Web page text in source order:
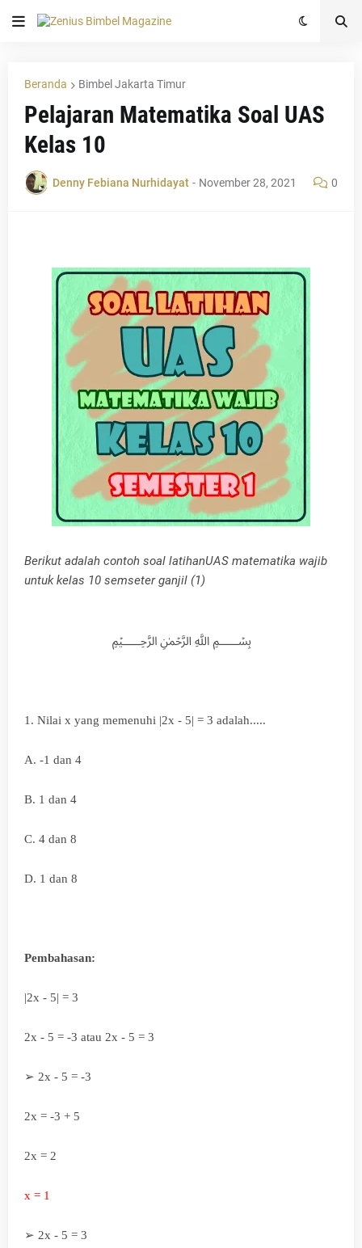
Beranda Bimbel Jakarta Timur
Pelajaran Matematika Soal UAS
Kelas 10
Denny Febiana Nurhidayat - November 28, 2021 0
Berikut adalah contoh soal latihanUAS matematika wajib
untuk kelas 10 semseter ganjil (1)
﷽
1. Nilai x yang memenuhi |2x - 5| = 3 adalah.....
A. -1 dan 4
B. 1 dan 4
C. 4 dan 8
D. 1 dan 8
Pembahasan:
|2x - 5| = 3
2x - 5 = -3 atau 2x - 5 = 3
➢ 2x - 5 = -3
2x = -3 + 5
2x = 2
x = 1
➢ 2x - 5 = 3